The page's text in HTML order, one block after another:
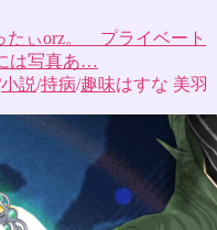
ぃorz。 プライベート
は写真あ…
小説/持病/趣味はすな 美羽